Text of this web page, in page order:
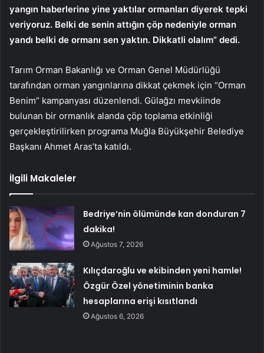
yangın haberlerine yine yaktılar ormanları diyerek tepki
veriyoruz. Belki de senin attığın çöp nedeniyle orman
yandı belki de ormanı sen yaktın. Dikkatli olalım” dedi.
Tarım Orman Bakanlığı ve Orman Genel Müdürlüğü
tarafından orman yangınlarına dikkat çekmek için “Orman
Benim” kampanyası düzenlendi. Gülağzı mevkiinde
bulunan bir ormanlık alanda çöp toplama etkinliği
gerçekleştirilirken programa Muğla Büyükşehir Belediye
Başkanı Ahmet Aras’ta katıldı.
İlgili Makaleler
Bedriye’nin ölümünde kan donduran 7
dakika!
Ağustos 7, 2026
Kılıçdaroğlu ve ekibinden yeni hamle!
Özgür Özel yönetiminin banka
hesaplarına erişi kısıtlandı
Ağustos 6, 2026